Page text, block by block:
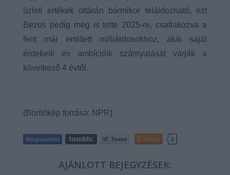
üzleti értékek oltárán bármikor feláldozható, ezt
Bezos pedig meg is tette 2025-re, csatlakozva a
fent már említett milliárdosokhoz, akik saját
érdekeik és ambícióik szárnyalását várják a
következő 4 évtől.
(Borítókép forrása: NPR)
Tetszik 0
AJÁNLOTT BEJEGYZÉSEK: